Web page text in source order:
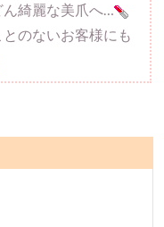
綺麗な美爪へ…
のないお客様にも